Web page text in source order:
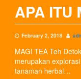
APA ITU
February 2, 2018
MAGI TEA Teh
merupakan
tanaman herbal…